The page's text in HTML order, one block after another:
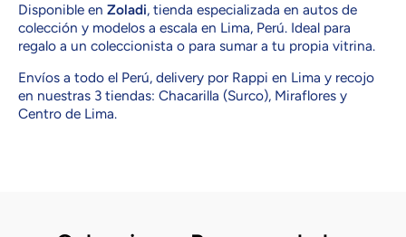
Disponible en Zoladi, tienda especializada en autos de
colección y modelos a escala en Lima, Perú. Ideal para
regalo a un coleccionista o para sumar a tu propia vitrina.
Envíos a todo el Perú, delivery por Rappi en Lima y recojo
en nuestras 3 tiendas: Chacarilla (Surco), Miraflores y
Centro de Lima.